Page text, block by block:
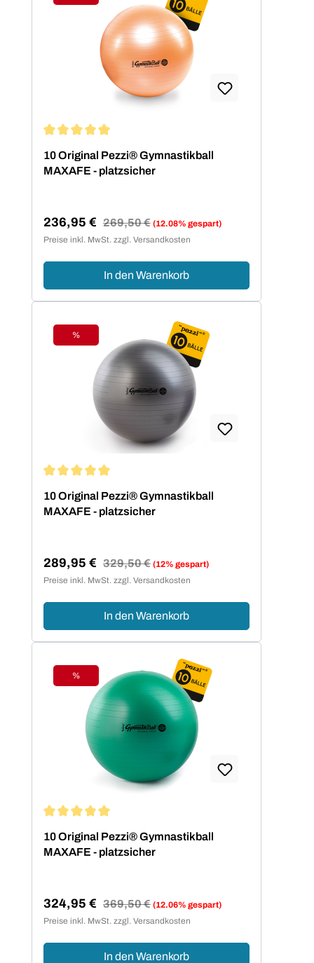
Rabatt
10 Original Pezzi® Gymnastikball
MAXAFE - platzsicher
Verkaufspreis:
236,95 € Regulärer Preis:
269,50 € (12.08% gespart)
Preise inkl. MwSt. zzgl. Versandkosten
In den Warenkorb
Rabatt
%
10 Original Pezzi® Gymnastikball
MAXAFE - platzsicher
Verkaufspreis:
289,95 € Regulärer Preis:
329,50 € (12% gespart)
Preise inkl. MwSt. zzgl. Versandkosten
In den Warenkorb
Rabatt
%
10 Original Pezzi® Gymnastikball
MAXAFE - platzsicher
Verkaufspreis:
324,95 € Regulärer Preis:
369,50 € (12.06% gespart)
Preise inkl. MwSt. zzgl. Versandkosten
In den Warenkorb